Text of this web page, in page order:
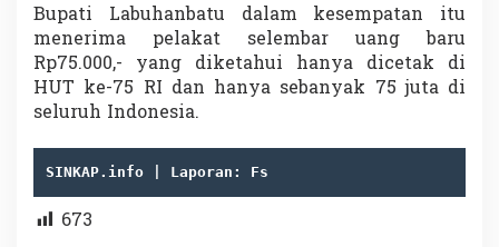
Bupati Labuhanbatu dalam kesempatan itu
menerima pelakat selembar uang baru
Rp75.000,- yang diketahui hanya dicetak di
HUT ke-75 RI dan hanya sebanyak 75 juta di
seluruh Indonesia.
SINKAP.info | Laporan: Fs
673